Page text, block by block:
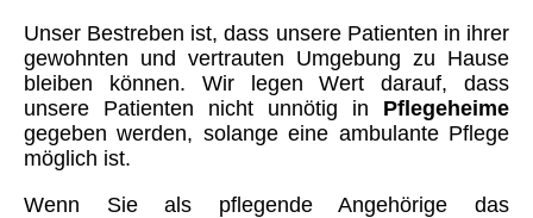
Unser Bestreben ist, dass unsere Patienten in ihrer
gewohnten und vertrauten Umgebung zu Hause
bleiben können. Wir legen Wert darauf, dass
unsere Patienten nicht unnötig in Pflegeheime
gegeben werden, solange eine ambulante Pflege
möglich ist.
Wenn Sie als pflegende Angehörige das